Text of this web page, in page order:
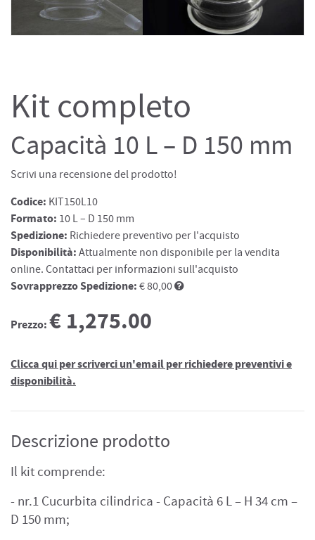
Kit completo
Capacità 10 L – D 150 mm
Scrivi una recensione del prodotto!
Codice: KIT150L10
Formato: 10 L – D 150 mm
Spedizione: Richiedere preventivo per l'acquisto
Disponibilità: Attualmente non disponibile per la vendita
online. Contattaci per informazioni sull'acquisto
Sovrapprezzo Spedizione: € 80,00
Prezzo:€ 1,275.00
Clicca qui per scriverci un'email per richiedere preventivi e
disponibilità.
Descrizione prodotto
Il kit comprende:
- nr.1 Cucurbita cilindrica - Capacità 6 L – H 34 cm –
D 150 mm;